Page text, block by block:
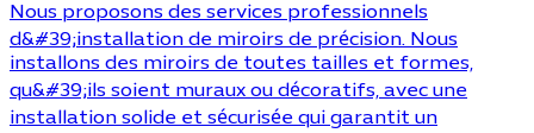
Nous proposons des services professionnels
d&#39;installation de miroirs de précision. Nous
installons des miroirs de toutes tailles et formes,
qu&#39;ils soient muraux ou décoratifs, avec une
installation solide et sécurisée qui garantit un